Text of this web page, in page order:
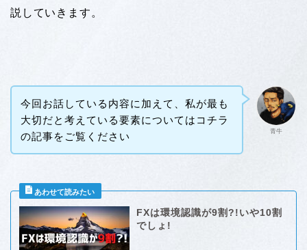
説していきます。
青牛
今回お話している内容に加えて、私が最も
大切だと考えている要素についてはコチラ
の記事をご覧ください
FXは環境認識が9割?!いや10割
でしょ!